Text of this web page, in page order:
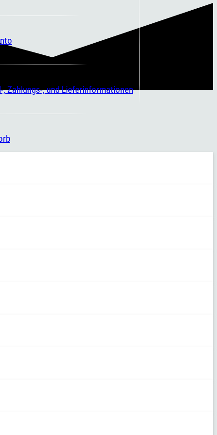
, Zahlungs-, und Lieferinformationen